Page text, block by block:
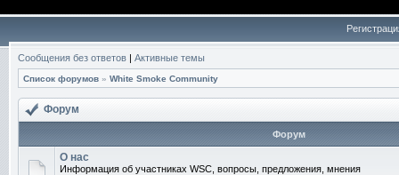
Сообщения без ответов | Активные темы
Список форумов » White Smoke Community
Форум
Форум
О нас
Информация об участниках WSC, вопросы, предложения, мнения